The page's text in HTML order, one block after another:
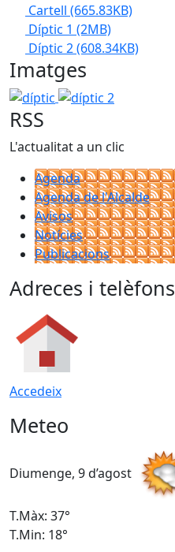
Cartell (665.83KB)
Díptic 1 (2MB)
Díptic 2(608.34KB)
Imatges
díptic díptic 2
RSS
L'actualitat a un clic
Agenda
Agenda de l'Alcalde
Avisos
Notícies
Publicacions
Adreces i telèfons
Accedeix
Meteo
Diumenge, 9 d’agost
T.Màx: 37°
T.Min: 18°